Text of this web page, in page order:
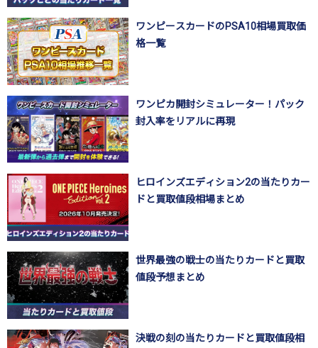
ワンピースカードのPSA10相場買取価
格一覧
ワンピカ開封シミュレーター！パック
封入率をリアルに再現
ヒロインズエディション2の当たりカー
ドと買取値段相場まとめ
世界最強の戦士の当たりカードと買取
値段予想まとめ
決戦の刻の当たりカードと買取値段相